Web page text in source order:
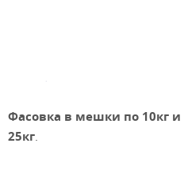
Фасовка в мешки по 10кг и
25кг